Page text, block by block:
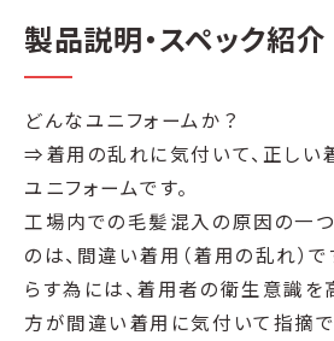
製品説明・スペック紹介
どんなユニフォームか？
⇒着用の乱れに気付いて、正しい
ユニフォームです。
工場内での毛髪混入の原因の一つ
のは、間違い着用（着用の乱れ）
らす為には、着用者の衛生意識を
方が間違い着用に気付いて指摘